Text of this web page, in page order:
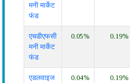
मनी मार्केट
फंड
एचडीएफसी
मनी मार्केट
फंड
0.05% 0.19%
एडलवाइज
0.04% 0.19%